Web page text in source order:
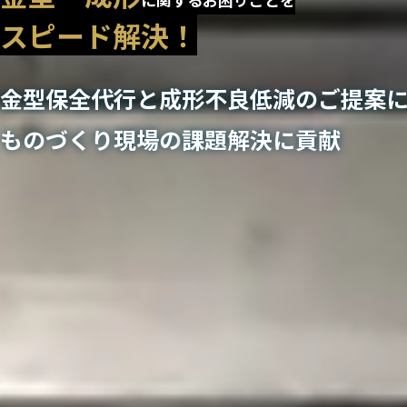
スピード解決！
金型保全代行と成形不良低減のご提案
ものづくり現場の課題解決に貢献